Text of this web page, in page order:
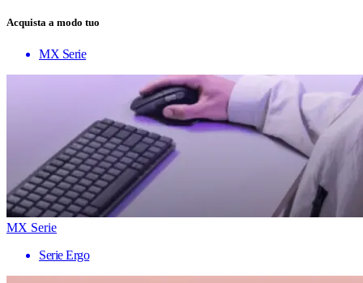
Acquista a modo tuo
MX Serie
MX Serie
Serie Ergo